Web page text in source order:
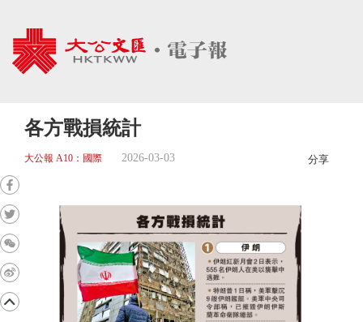
各方戰損統計
大公報 A10：國際 2026-03-03 分享